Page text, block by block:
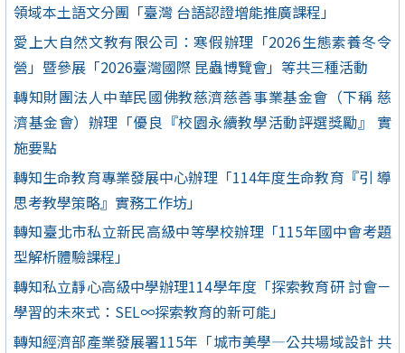
領域本土語文分團「臺灣 台語認證增能推廣課程」
愛上大自然文教有限公司：寒假辦理「2026生態素養冬令
營」暨參展「2026臺灣國際 昆蟲博覽會」等共三種活動
轉知財團法人中華民國佛教慈濟慈善事業基金會（下稱 慈
濟基金會）辦理「優良『校園永續教學活動評選獎勵』 實
施要點
轉知生命教育專業發展中心辦理「114年度生命教育『引 導
思考教學策略』實務工作坊」
轉知臺北市私立新民高級中等學校辦理「115年國中會考題
型解析體驗課程」
轉知私立靜心高級中學辦理114學年度「探索教育研 討會－
學習的未來式：SEL∞探索教育的新可能」
轉知經濟部產業發展署115年「城市美學—公共場域設計 共